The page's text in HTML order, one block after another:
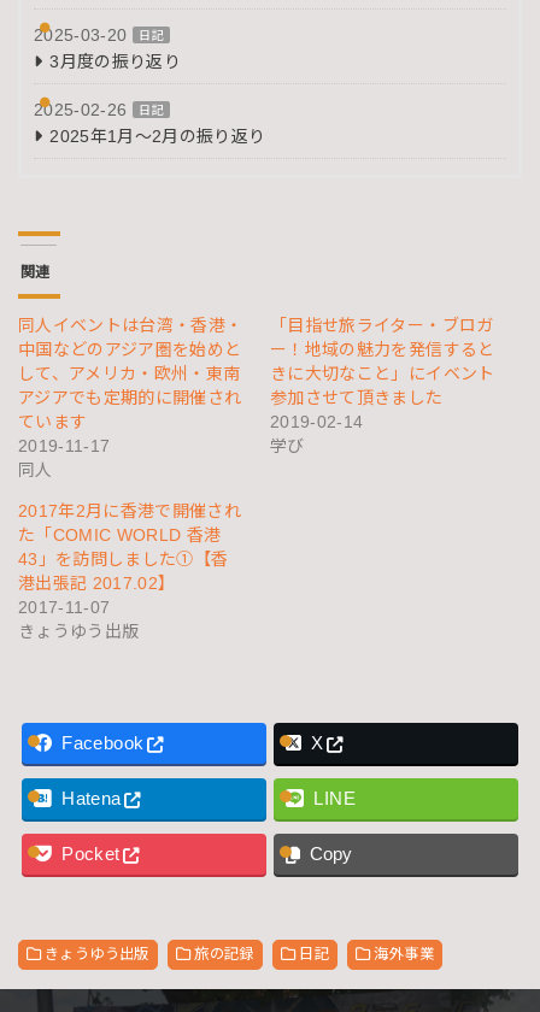
2025-03-20 日記
3月度の振り返り
2025-02-26 日記
2025年1月～2月の振り返り
関連
同人イベントは台湾・香港・
中国などのアジア圏を始めと
して、アメリカ・欧州・東南
アジアでも定期的に開催され
ています
2019-11-17
同人
「目指せ旅ライター・ブロガ
ー！地域の魅力を発信すると
きに大切なこと」にイベント
参加させて頂きました
2019-02-14
学び
2017年2月に香港で開催され
た「COMIC WORLD 香港
43」を訪問しました①【香
港出張記 2017.02】
2017-11-07
きょうゆう出版
Facebook X
Hatena LINE
Pocket Copy
きょうゆう出版 旅の記録 日記 海外事業